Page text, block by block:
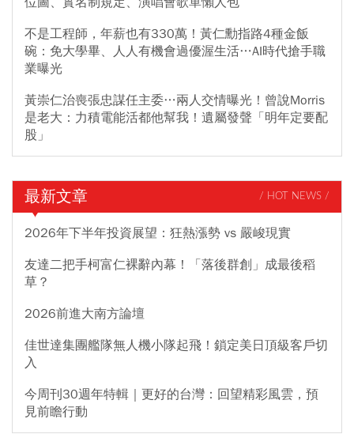
不是工程師，年薪也有330萬！黃仁勳指路4種金飯
碗：免大學畢、人人有機會過優渥生活…AI時代搶手職
業曝光
黃崇仁治喪張忠謀任主委…兩人交情曝光！曾說Morris
是老大：力積電能活都他幫我！遺屬發聲「明年定要配
股」
最新文章 / HOT NEWS /
2026年下半年投資展望：狂熱漲勢 vs 嚴峻現實
友達二把手柯富仁裸辭內幕！「落後群創」成最後稻
草？
2026前進大南方論壇
佳世達集團艦隊無人機小隊起飛！鎖定美日頂級客戶切
入
今周刊30週年特輯｜更好的台灣：回望精彩風雲，預
見前瞻行動